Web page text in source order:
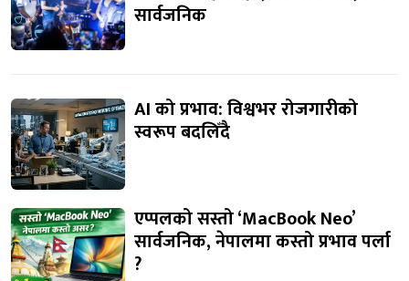
सार्वजनिक
AI को प्रभाव: विश्वभर रोजगारीको
स्वरूप बदलिँदै
एप्पलको सस्तो ‘MacBook Neo’
सार्वजनिक, नेपालमा कस्तो प्रभाव पर्ला
?